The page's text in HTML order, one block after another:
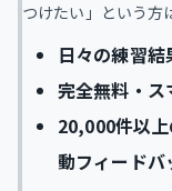
つけたい」という方
日々の練習結
完全無料・ス
20,000件以
動フィードバ